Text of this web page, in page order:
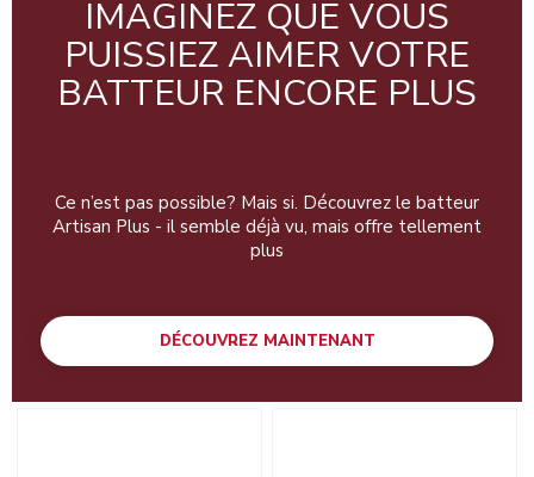
IMAGINEZ QUE VOUS
PUISSIEZ AIMER VOTRE
BATTEUR ENCORE PLUS
Ce n’est pas possible? Mais si. Découvrez le batteur
Artisan Plus - il semble déjà vu, mais offre tellement
plus
DÉCOUVREZ MAINTENANT